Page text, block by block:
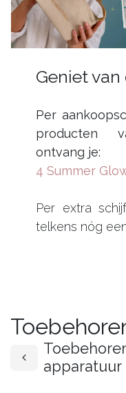
Geniet
Per
producten
ontvang je:
4 Summer
Per extra
telkens nóg
apparatuur